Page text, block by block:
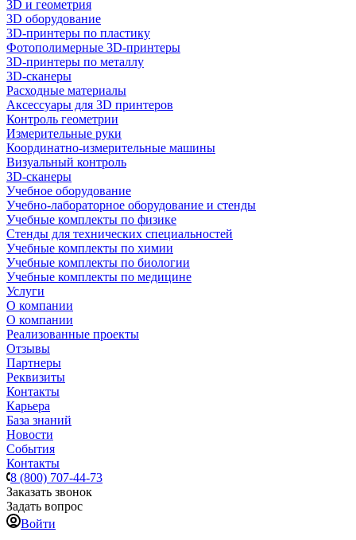
3D и геометрия
3D оборудование
3D-принтеры по пластику
Фотополимерные 3D-принтеры
3D-принтеры по металлу
3D-сканеры
Расходные материалы
Аксессуары для 3D принтеров
Контроль геометрии
Измерительные руки
Координатно-измерительные машины
Визуальный контроль
3D-сканеры
Учебное оборудование
Учебно-лабораторное оборудование и стенды
Учебные комплекты по физике
Стенды для технических специальностей
Учебные комплекты по химии
Учебные комплекты по биологии
Учебные комплекты по медицине
Услуги
О компании
О компании
Реализованные проекты
Отзывы
Партнеры
Реквизиты
Контакты
Карьера
База знаний
Новости
События
Контакты
8 (800) 707-44-73
Заказать звонок
Задать вопрос
Войти